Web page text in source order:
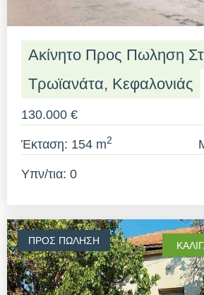
Ακίνητο Προς Πωληση
Τρωϊανάτα, Κεφαλονιάς
130.000 €
Έκταση: 154 m2
Υπν/τια: 0
ΠΡΟΣ ΠΏΛΗΣΗ